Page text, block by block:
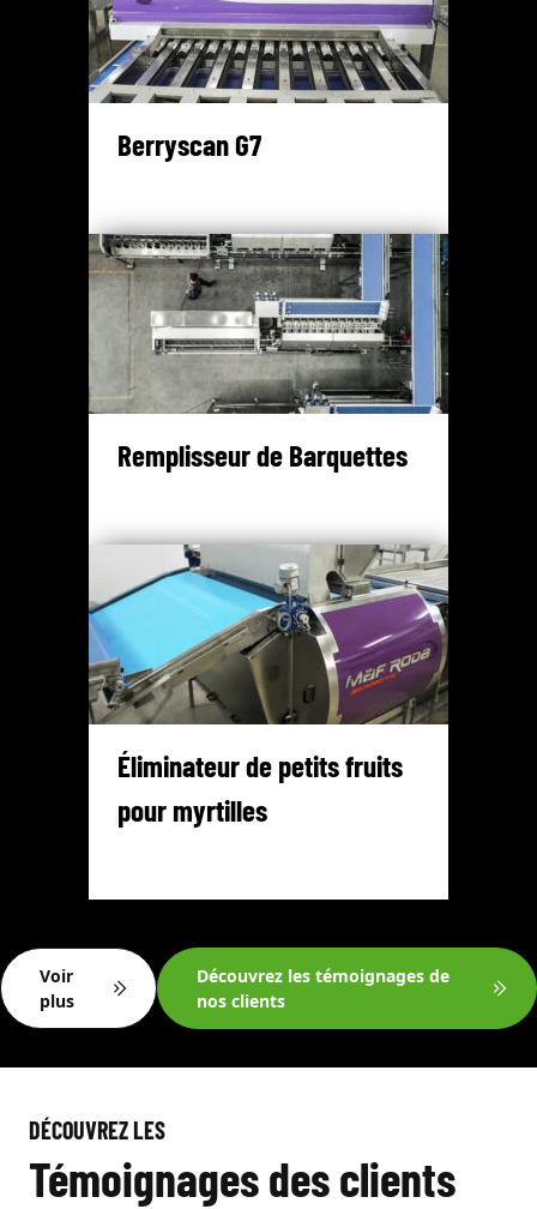
Berryscan G7
Remplisseur de Barquettes
Éliminateur de petits fruits
pour myrtilles
Voir
plus
Découvrez les témoignages de
nos clients
DÉCOUVREZ LES
Témoignages des clients